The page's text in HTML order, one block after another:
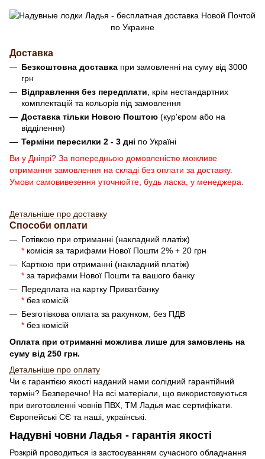
Доставка
Безкоштовна доставка при замовленні на суму від 3000
грн
Відправлення без передплати , крім нестандартних
комплектацій та кольорів під замовлення
Доставка тільки Новою Поштою (кур'єром або на
відділення)
Терміни пересилки 2 - 3 дні по Україні
Ви у Дніпрі? За попередньою домовленістю можливе
отримання замовлення на складі без оплати за доставку.
Умови самовивезення уточнюйте, будь ласка, у менеджера.
Детальніше про доставку
Способи оплати
Готівкою при отриманні (накладний платіж)
* комісія за тарифами Нової Пошти 2% + 20 грн
Карткою при отриманні (накладний платіж)
* за тарифами Нової Пошти та вашого банку
Передплата на картку Приватбанку
* без комісій
Безготівкова оплата за рахунком, без ПДВ
* без комісій
Оплата при отриманні можлива лише для замовлень на
суму від 250 грн.
Детальніше про оплату
Чи є гарантією якості наданий нами солідний гарантійний
термін? Безперечно! На всі матеріали, що використовуються
при виготовленні човнів ПВХ, ТМ Ладья має сертифікати.
Європейські СЄ та наші, українські.
Надувні човни Ладья - гарантія якості
Розкрій проводиться із застосуванням сучасного обладнання